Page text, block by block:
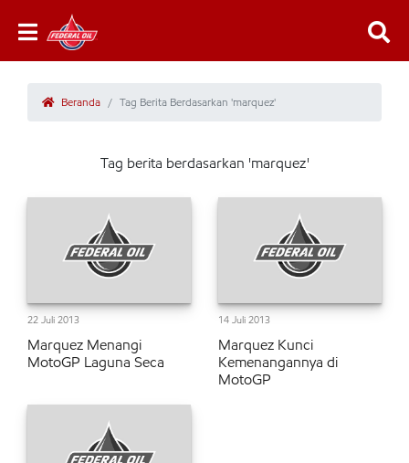
Beranda Tag Berita Berdasarkan 'marquez'
Tag berita berdasarkan 'marquez'
22 Juli 2013
Marquez Menangi
MotoGP Laguna Seca
14 Juli 2013
Marquez Kunci
Kemenangannya di
MotoGP